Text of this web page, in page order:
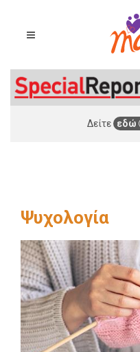
Δείτε εδώ
Ψυχολογία